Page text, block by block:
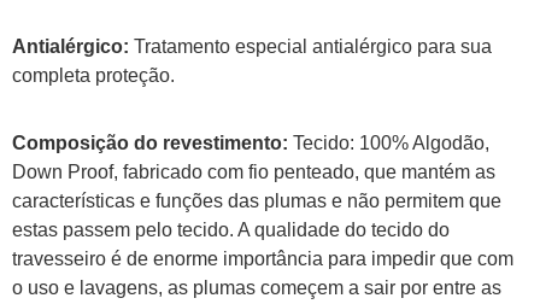
Antialérgico: Tratamento especial antialérgico para sua
completa proteção.
Composição do revestimento: Tecido: 100% Algodão,
Down Proof, fabricado com fio penteado, que mantém as
características e funções das plumas e não permitem que
estas passem pelo tecido. A qualidade do tecido do
travesseiro é de enorme importância para impedir que com
o uso e lavagens, as plumas começem a sair por entre as